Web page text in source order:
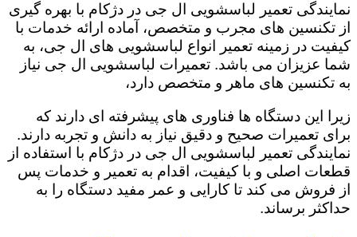
نمایندگی تعمیر لباسشویی ال جی در دژکام با بهره گیری
از تکنسین های مجرب و متخصص، آماده ارائه خدمات با
کیفیت در زمینه تعمیر انواع لباسشویی های ال جی، به
شما عزیزان می باشد. تعمیرات لباسشویی ال جی نیاز
به تکنسین های ماهر و متخصص دارد،
زیرا این دستگاه ها فناوری های پیشرفته ای دارند که
برای تعمیرات صحیح و دقیق نیاز به دانش و تجربه دارند.
نمایندگی تعمیر لباسشویی ال جی در دژکام با استفاده از
قطعات اصلی و با کیفیت، اقدام به تعمیر و خدمات پس
از فروش می کند تا کارایی و عمر مفید دستگاه را به
حداکثر برساند.